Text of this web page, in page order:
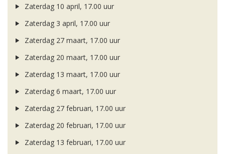
Zaterdag 10 april, 17.00 uur
Zaterdag 3 april, 17.00 uur
Zaterdag 27 maart, 17.00 uur
Zaterdag 20 maart, 17.00 uur
Zaterdag 13 maart, 17.00 uur
Zaterdag 6 maart, 17.00 uur
Zaterdag 27 februari, 17.00 uur
Zaterdag 20 februari, 17.00 uur
Zaterdag 13 februari, 17.00 uur